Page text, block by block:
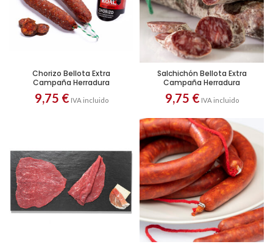
Chorizo Bellota Extra
Campaña Herradura
9,75 € IVA incluido
Salchichón Bellota Extra
Campaña Herradura
9,75 € IVA incluido